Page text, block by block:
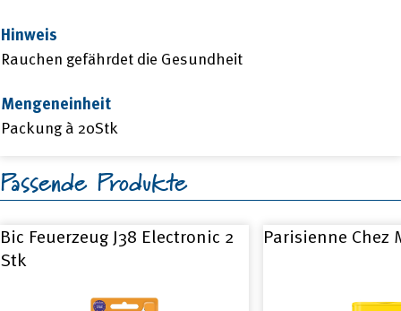
Hinweis
Rauchen gefährdet die Gesundheit
Mengeneinheit
Packung à 20Stk
Passende Produkte
Bic Feuerzeug J38 Electronic 2
Stk
Parisienne Chez